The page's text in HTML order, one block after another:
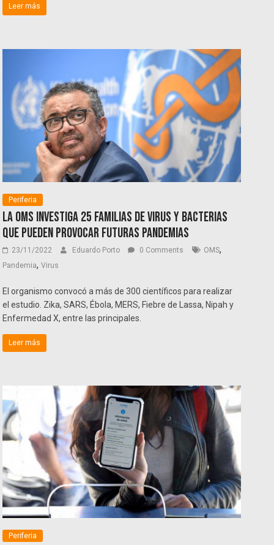
Leer más
Periferia
La OMS investiga 25 familias de virus y bacterias
que pueden provocar futuras pandemias
23/11/2022 Eduardo Porto 0 Comments OMS,
Pandemia,Virus
El organismo convocó a más de 300 científicos para realizar
el estudio. Zika, SARS, Ébola, MERS, Fiebre de Lassa, Nipah y
Enfermedad X, entre las principales.
Leer más
Periferia